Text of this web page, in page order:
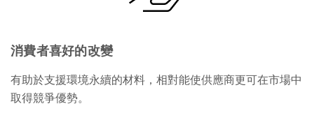
消費者喜好的改變
有助於支援環境永續的材料，相對能使供應商更可在市場中
取得競爭優勢。